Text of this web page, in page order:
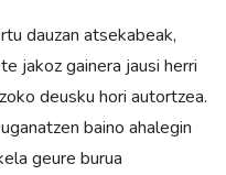
dauzan atsekabeak,
jakoz gainera jausi herri
deusku hori autortzea.
baino ahalegin
geure burua